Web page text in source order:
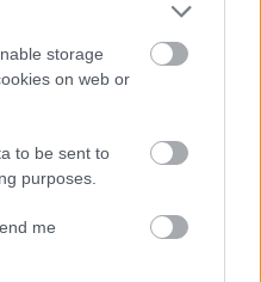
storage
on web or
to be sent to
purposes.
me